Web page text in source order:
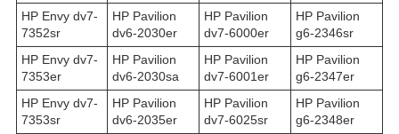
HP Envy dv7-
7352sr
HP Pavilion
dv6-2030er
HP Pavilion
dv7-6000er
HP Pavilion
g6-2346sr
HP Envy dv7-
7353er
HP Pavilion
dv6-2030sa
HP Pavilion
dv7-6001er
HP Pavilion
g6-2347er
HP Envy dv7-
7353sr
HP Pavilion
dv6-2035er
HP Pavilion
dv7-6025sr
HP Pavilion
g6-2348er